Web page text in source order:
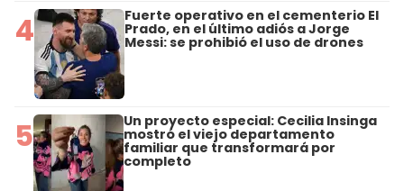
4 Fuerte operativo en el cementerio El
Prado, en el último adiós a Jorge
Messi: se prohibió el uso de drones
5 Un proyecto especial: Cecilia Insinga
mostró el viejo departamento
familiar que transformará por
completo